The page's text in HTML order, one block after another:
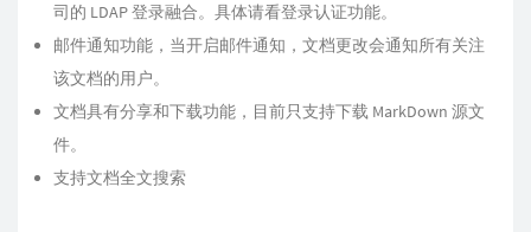
司的 LDAP 登录融合。具体请看登录认证功能。
邮件通知功能，当开启邮件通知，文档更改会通知所有关注
该文档的用户。
文档具有分享和下载功能，目前只支持下载 MarkDown 源文
件。
支持文档全文搜索